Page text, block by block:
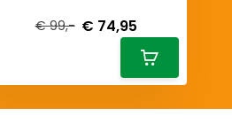
€ 99,- € 74,95